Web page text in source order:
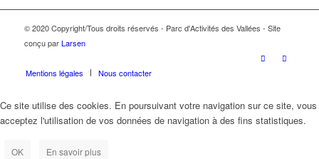
© 2020 Copyright/Tous droits réservés - Parc d'Activités des Vallées - Site
conçu parLarsen
Mentions légales Nous contacter
Ce site utilise des cookies. En poursuivant votre navigation sur ce site, vous
acceptez l'utilisation de vos données de navigation à des fins statistiques.
OK En savoir plus